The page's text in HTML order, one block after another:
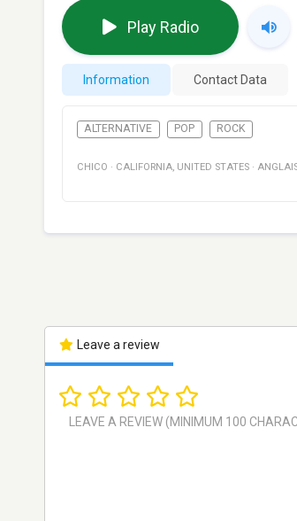
Play Radio
Information Contact Data
ALTERNATIVE POP ROCK
CHICO · CALIFORNIA, UNITED STATES ·
Leave a review